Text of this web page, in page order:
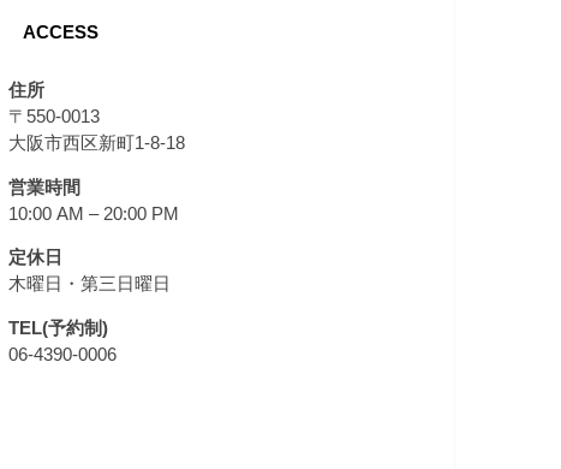
ACCESS
住所
〒550-0013
大阪市西区新町1-8-18
営業時間
10:00 AM – 20:00 PM
定休日
木曜日・第三日曜日
TEL(予約制)
06-4390-0006